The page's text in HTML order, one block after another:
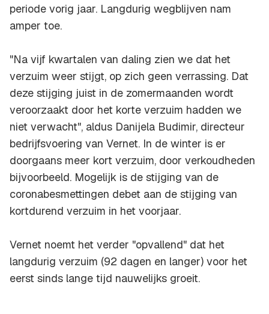
periode vorig jaar. Langdurig wegblijven nam
amper toe.
"Na vijf kwartalen van daling zien we dat het
verzuim weer stijgt, op zich geen verrassing. Dat
deze stijging juist in de zomermaanden wordt
veroorzaakt door het korte verzuim hadden we
niet verwacht", aldus Danijela Budimir, directeur
bedrijfsvoering van Vernet. In de winter is er
doorgaans meer kort verzuim, door verkoudheden
bijvoorbeeld. Mogelijk is de stijging van de
coronabesmettingen debet aan de stijging van
kortdurend verzuim in het voorjaar.
Vernet noemt het verder "opvallend" dat het
langdurig verzuim (92 dagen en langer) voor het
eerst sinds lange tijd nauwelijks groeit.